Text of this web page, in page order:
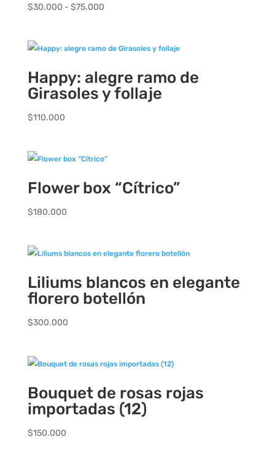
$30.000 - $75.000Rango
desde
hasta
$75.000
Happy: alegre ramo de
Girasoles y follaje
$110.000
Flower box “Cítrico”
$180.000
Liliums blancos en elegante
florero botellón
$300.000
Bouquet de rosas rojas
importadas (12)
$150.000